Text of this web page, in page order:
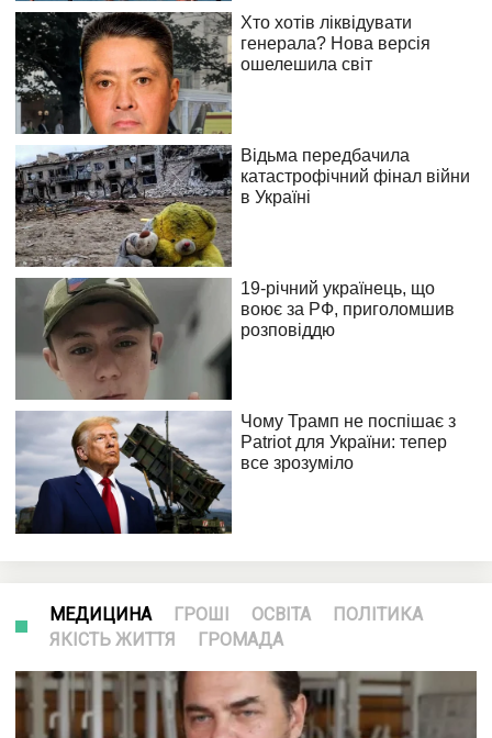
МЕДИЦИНА ГРОШІ ОСВІТА
ПОЛІТИКА
ЯКІСТЬ ЖИТТЯ
ГРОМАДА